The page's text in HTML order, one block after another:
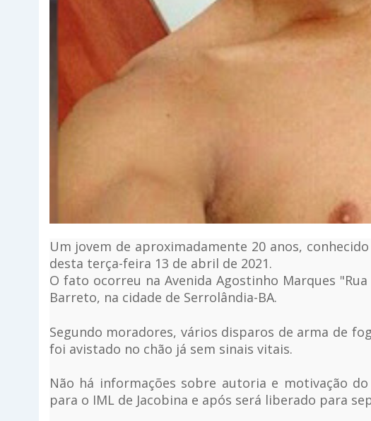
Um jovem de aproximadamente 20 anos,
desta terça-feira 13 de abril de 2021.
O fato ocorreu na Avenida Agostinho Marques
Barreto, na cidade de Serrolândia-BA.
Segundo moradores, vários disparos de arma de
foi avistado no chão já sem sinais vitais.
Não há informações sobre autoria e motivação
para o IML de Jacobina e após será liberado para